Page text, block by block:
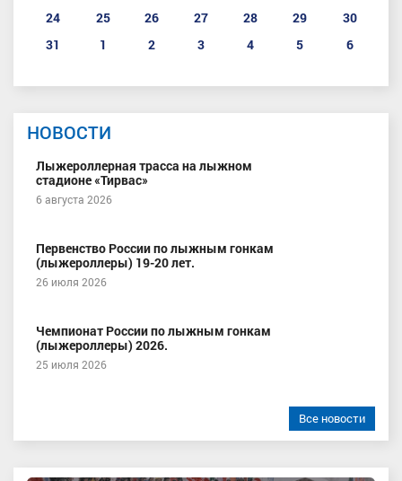
24
25 26 27 28 29
30
31
1 2 3 4 5 6
НОВОСТИ
Лыжероллерная трасса на лыжном
стадионе «Тирвас»
6 августа 2026
Первенство России по лыжным гонкам
(лыжероллеры) 19-20 лет.
26 июля 2026
Чемпионат России по лыжным гонкам
(лыжероллеры) 2026.
25 июля 2026
Все новости